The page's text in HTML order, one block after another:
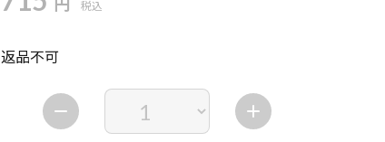
税込
返品不可